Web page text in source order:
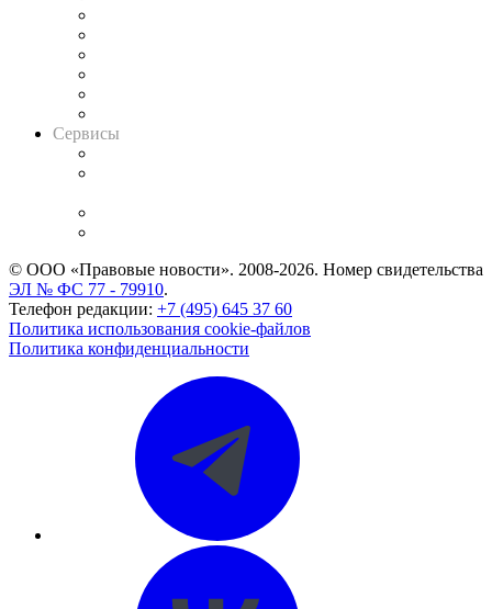
Сервисы
© ООО «Правовые новости». 2008-2026. Номер свидетельства
ЭЛ № ФС 77 - 79910.
Телефон редакции: +7 (495) 645 37 60
Политика использования cookie-файлов
Политика конфиденциальности